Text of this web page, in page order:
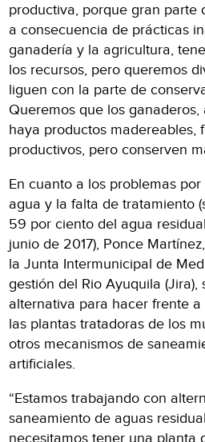
productiva, porque gran parte
a consecuencia de prácticas
ganadería y la agricultura,
los recursos, pero queremos
liguen con la parte de
Queremos que los ganaderos,
haya productos madereables,
productivos, pero conserven
En cuanto a los problemas
agua y la falta de tratamiento
59 por ciento del agua
junio de 2017), Ponce
la Junta Intermunicipal de
gestión del Rio Ayuquila (Jira),
alternativa para hacer frente
las plantas tratadoras de los
otros mecanismos de
artificiales.
“Estamos trabajando con
saneamiento de aguas
necesitamos tener una planta